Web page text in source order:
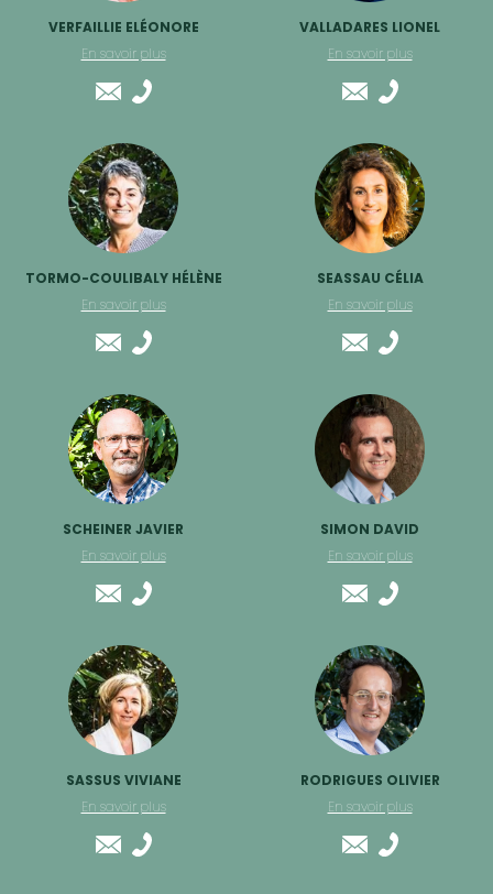
VERFAILLIE ELÉONORE
En savoir plus
VALLADARES LIONEL
En savoir plus
TORMO-COULIBALY HÉLÈNE
En savoir plus
SEASSAU CÉLIA
En savoir plus
SCHEINER JAVIER
En savoir plus
SIMON DAVID
En savoir plus
SASSUS VIVIANE
En savoir plus
RODRIGUES OLIVIER
En savoir plus